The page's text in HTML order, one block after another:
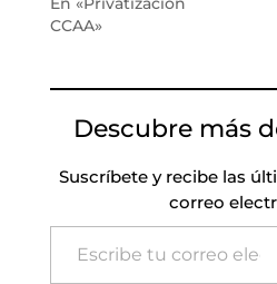
CCAA»
Descubre más
Suscríbete y recibe las
correo
Escribe tu correo electrónico…